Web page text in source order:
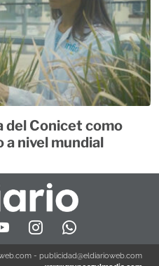
del Conicet como
a nivel mundial
- publicidad@eldiarioweb.com